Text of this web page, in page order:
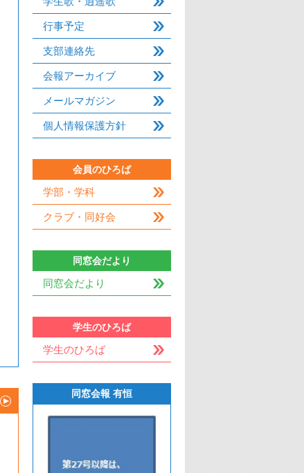
行事予定
支部連絡先
会報アーカイブ
メールマガジン
個人情報保護方針
会員のひろば
学部・学科
クラブ・同好会
同窓会だより
同窓会だより
学生のひろば
学生のひろば
同窓会報 有恒